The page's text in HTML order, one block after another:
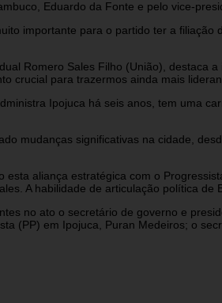
Eduardo da Fonte e pelo vice-
importante para o partido ter a
Romero Sales Filho (União), destaca
crucial para trazermos ainda mais
Ipojuca há seis anos, tem uma
mudanças significativas na cidade,
esta aliança estratégica com o
A habilidade de articulação política
no ato o secretário de governo e
(PP) em Ipojuca, Puran Medeiros; o